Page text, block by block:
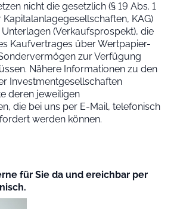
nicht die gesetzlich (§ 19 Abs. 1
KAG)
(Verkaufsprospekt), die
Kaufvertrages über Wertpapier-
zur Verfügung
Nähere Informationen zu den
Investmentgesellschaften
deren jeweiligen
die bei uns per E-Mail, telefonisch
werden können.
für Sie da und ereichbar per